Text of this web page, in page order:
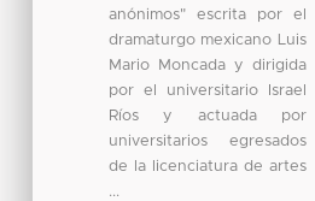
anónimos" escrita por el
dramaturgo mexicano Luis
Mario Moncada y dirigida
por el universitario Israel
Ríos y actuada por
universitarios egresados
de la licenciatura de artes
...